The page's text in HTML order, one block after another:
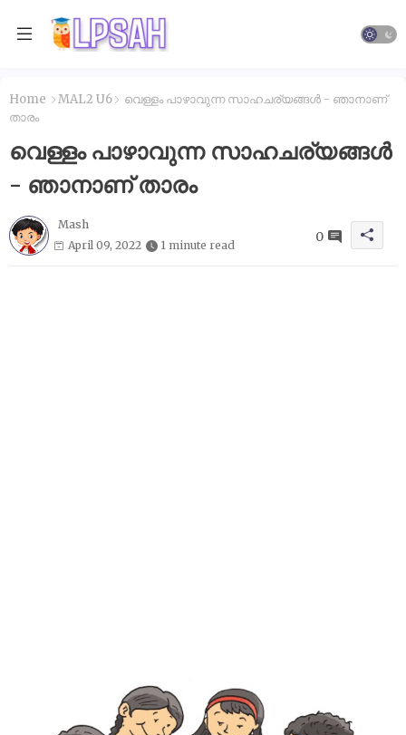
Home MAL2 U6
വെള്ളം പാഴാവുന്ന സാഹചര്യങ്ങൾ - ഞാനാണ്
താരം
വെള്ളം പാഴാവുന്ന സാഹചര്യങ്ങൾ
- ഞാനാണ് താരം
Mash
April 09, 2022
1 minute read
0